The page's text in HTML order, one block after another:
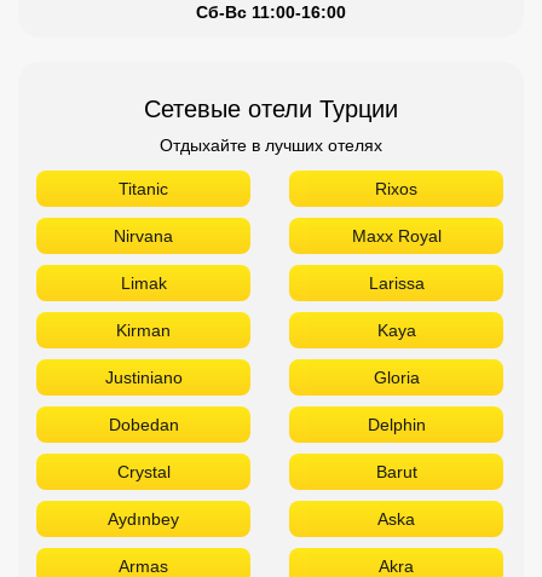
Сб-Вс 11:00-16:00
Сетевые отели Турции
Отдыхайте в лучших отелях
Titanic Rixos
Nirvana Maxx Royal
Limak Larissa
Kirman Kaya
Justiniano Gloria
Dobedan Delphin
Crystal Barut
Aydınbey Aska
Armas Akra